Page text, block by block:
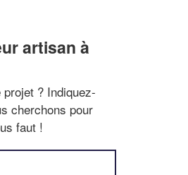
artisan à
? Indiquez-
cherchons pour
faut !